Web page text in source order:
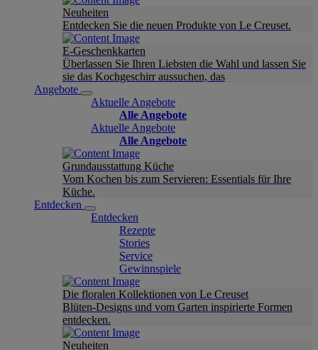
Neuheiten
Entdecken Sie die neuen Produkte von Le Creuset.
E-Geschenkkarten
Überlassen Sie Ihren Liebsten die Wahl und lassen Sie
sie das Kochgeschirr aussuchen, das
Angebote
Aktuelle Angebote
Alle Angebote
Aktuelle Angebote
Alle Angebote
Grundausstattung Küche
Vom Kochen bis zum Servieren: Essentials für Ihre
Küche.
Entdecken
Entdecken
Rezepte
Stories
Service
Gewinnspiele
Die floralen Kollektionen von Le Creuset
Blüten-Designs und vom Garten inspirierte Formen
entdecken.
Neuheiten